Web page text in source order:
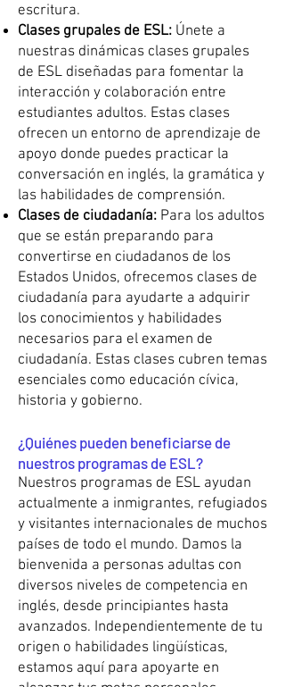
escritura.
Clases grupales de ESL: Únete a
nuestras dinámicas clases grupales
de ESL diseñadas para fomentar la
interacción y colaboración entre
estudiantes adultos. Estas clases
ofrecen un entorno de aprendizaje de
apoyo donde puedes practicar la
conversación en inglés, la gramática y
las habilidades de comprensión.
Clases de ciudadanía: Para los adultos
que se están preparando para
convertirse en ciudadanos de los
Estados Unidos, ofrecemos clases de
ciudadanía para ayudarte a adquirir
los conocimientos y habilidades
necesarios para el examen de
ciudadanía. Estas clases cubren temas
esenciales como educación cívica,
historia y gobierno.
¿Quiénes pueden beneficiarse de
nuestros programas de ESL?
Nuestros programas de ESL ayudan
actualmente a inmigrantes, refugiados
y visitantes internacionales de muchos
países de todo el mundo. Damos la
bienvenida a personas adultas con
diversos niveles de competencia en
inglés, desde principiantes hasta
avanzados. Independientemente de tu
origen o habilidades lingüísticas,
estamos aquí para apoyarte en